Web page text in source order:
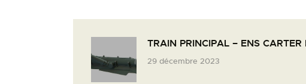
TRAIN PRINCIPAL – ENS CARTER
29 décembre 2023